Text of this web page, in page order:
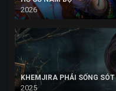
2026
KHEMJIRA PHẢI SỐNG SÓT
2025